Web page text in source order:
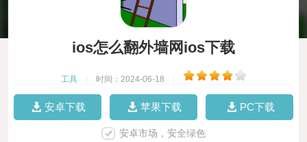
ios怎么翻外墙网ios下载
工具 时间：2024-06-18
安卓下载 苹果下载 PC下载
安卓市场，安全绿色